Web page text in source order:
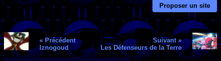
Proposer un site
« Précédent
Iznogoud
Suivant »
Les Défenseurs de la Terre